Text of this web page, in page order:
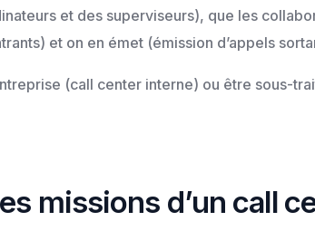
et des superviseurs), que les
et on en émet (émission d’appels
(call center interne) ou être sous-
missions d’un call